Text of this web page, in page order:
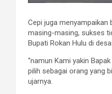
Cepi juga menyampaikan
masing-masing, sukses
Bupati Rokan Hulu di
“namun Kami yakin
pilih sebagai orang yang
ujarnya.